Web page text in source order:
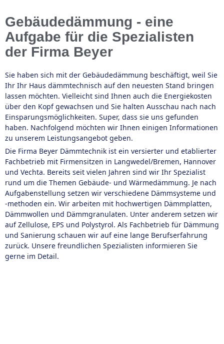
Gebäudedämmung - eine
Aufgabe für die Spezialisten
der Firma Beyer
Sie haben sich mit der Gebäudedämmung beschäftigt, weil Sie
Ihr Ihr Haus dämmtechnisch auf den neuesten Stand bringen
lassen möchten. Vielleicht sind Ihnen auch die Energiekosten
über den Kopf gewachsen und Sie halten Ausschau nach nach
Einsparungsmöglichkeiten. Super, dass sie uns gefunden
haben. Nachfolgend möchten wir Ihnen einigen Informationen
zu unserem Leistungsangebot geben.
Die Firma Beyer Dämmtechnik ist ein versierter und etablierter
Fachbetrieb mit Firmensitzen in Langwedel/Bremen, Hannover
und Vechta. Bereits seit vielen Jahren sind wir Ihr Spezialist
rund um die Themen Gebäude- und Wärmedämmung. Je nach
Aufgabenstellung setzen wir verschiedene Dämmsysteme und
-methoden ein. Wir arbeiten mit hochwertigen Dämmplatten,
Dämmwollen und Dämmgranulaten. Unter anderem setzen wir
auf Zellulose, EPS und Polystyrol. Als Fachbetrieb für Dämmung
und Sanierung schauen wir auf eine lange Berufserfahrung
zurück. Unsere freundlichen Spezialisten informieren Sie
gerne im Detail.